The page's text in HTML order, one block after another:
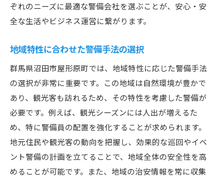
ぞれのニーズに最適な警備会社を選ぶことが、安心・安
全な生活やビジネス運営に繋がります。
地域特性に合わせた警備手法の選択
群馬県沼田市屋形原町では、地域特性に応じた警備手法
の選択が非常に重要です。この地域は自然環境が豊かで
あり、観光客も訪れるため、その特性を考慮した警備が
必要です。例えば、観光シーズンには人出が増えるた
め、特に警備員の配置を強化することが求められます。
地元住民や観光客の動向を把握し、効果的な巡回やイベ
ント警備の計画を立てることで、地域全体の安全性を高
めることが可能です。また、地域の治安情報を常に収集